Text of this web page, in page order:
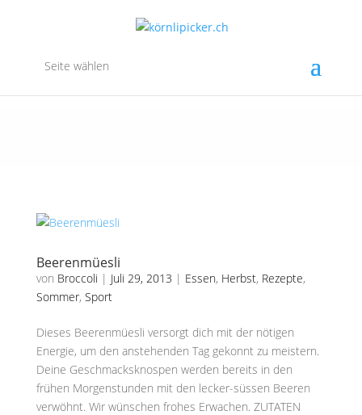
Seite wählen
Beerenmüesli
von Broccoli | Juli 29, 2013 | Essen, Herbst, Rezepte,
Sommer, Sport
Dieses Beerenmüesli versorgt dich mit der nötigen
Energie, um den anstehenden Tag gekonnt zu meistern.
Deine Geschmacksknospen werden bereits in den
frühen Morgenstunden mit den lecker-süssen Beeren
verwöhnt. Wir wünschen frohes Erwachen. ZUTATEN